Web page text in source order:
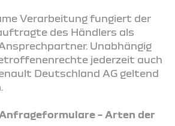
Verarbeitung fungiert der
des Händlers als
Unabhängig
jederzeit auch
Deutschland AG geltend
– Arten der